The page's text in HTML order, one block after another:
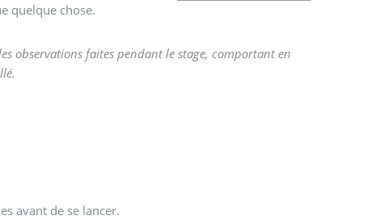
quelque chose.
observations faites pendant le stage, comportant en
avant de se lancer.